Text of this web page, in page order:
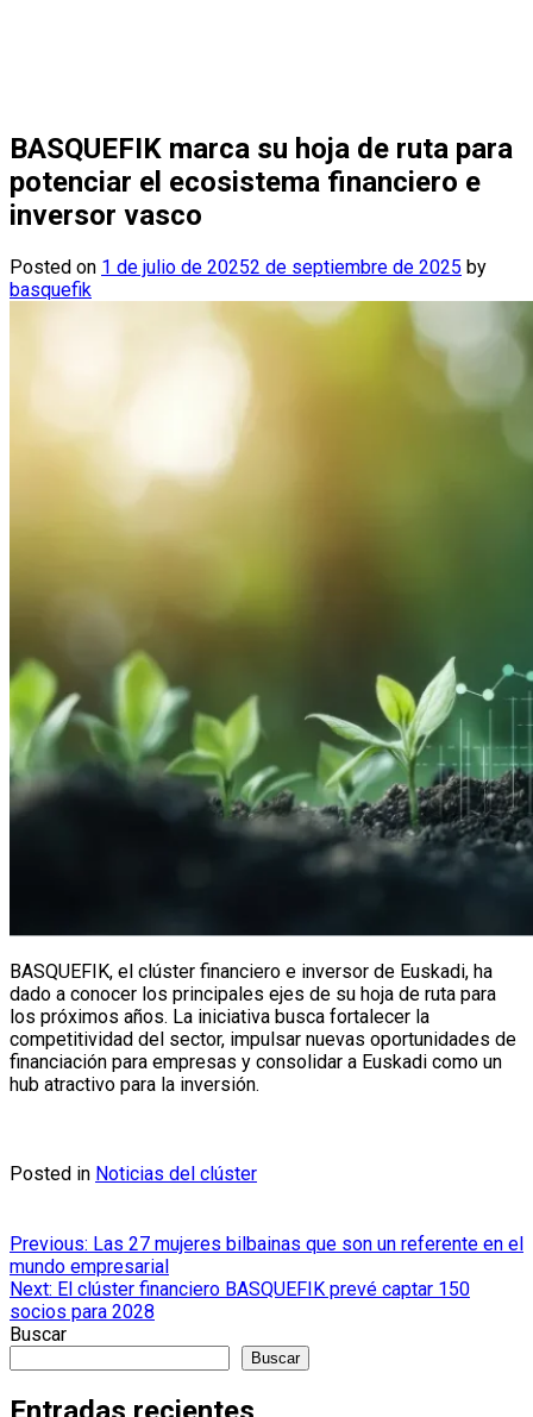
BASQUEFIK marca su hoja de ruta para
potenciar el ecosistema financiero e
inversor vasco
Posted on 1 de julio de 20252 de septiembre de 2025 by
basquefik
BASQUEFIK, el clúster financiero e inversor de Euskadi, ha
dado a conocer los principales ejes de su hoja de ruta para
los próximos años. La iniciativa busca fortalecer la
competitividad del sector, impulsar nuevas oportunidades de
financiación para empresas y consolidar a Euskadi como un
hub atractivo para la inversión.
Posted in Noticias del clúster
Navegación
de
entradas
Previous: Las 27 mujeres bilbainas que son un referente en el
mundo empresarial
Next: El clúster financiero BASQUEFIK prevé captar 150
socios para 2028
Buscar
Buscar